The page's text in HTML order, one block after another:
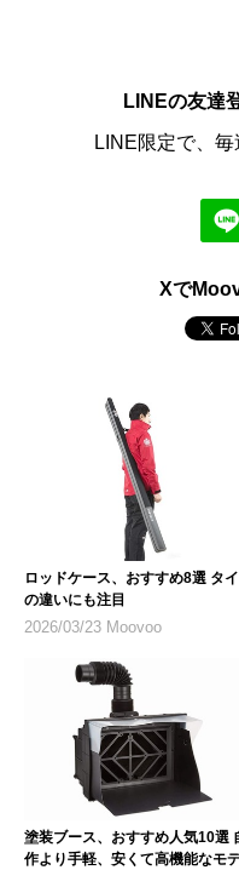
LINEの友達
LINE限定で、
Xで
ロッドケース、おすすめ8選 タ
の違いにも注目
2026/03/23 Moovoo
塗装ブース、おすすめ人気10選
作より手軽、安くて高機能なモ